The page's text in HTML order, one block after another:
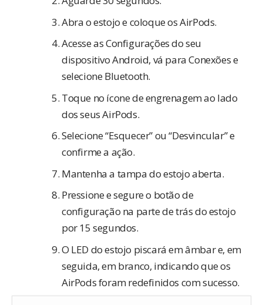
Abra o estojo e coloque os AirPods.
Acesse as Configurações do seu
dispositivo Android, vá para Conexões e
selecione Bluetooth.
Toque no ícone de engrenagem ao lado
dos seus AirPods.
Selecione “Esquecer” ou “Desvincular” e
confirme a ação.
Mantenha a tampa do estojo aberta.
Pressione e segure o botão de
configuração na parte de trás do estojo
por 15 segundos.
O LED do estojo piscará em âmbar e, em
seguida, em branco, indicando que os
AirPods foram redefinidos com sucesso.